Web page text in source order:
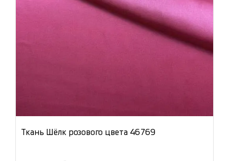
Ткань Шёлк розового цвета 46769